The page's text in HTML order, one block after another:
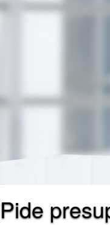
Pide